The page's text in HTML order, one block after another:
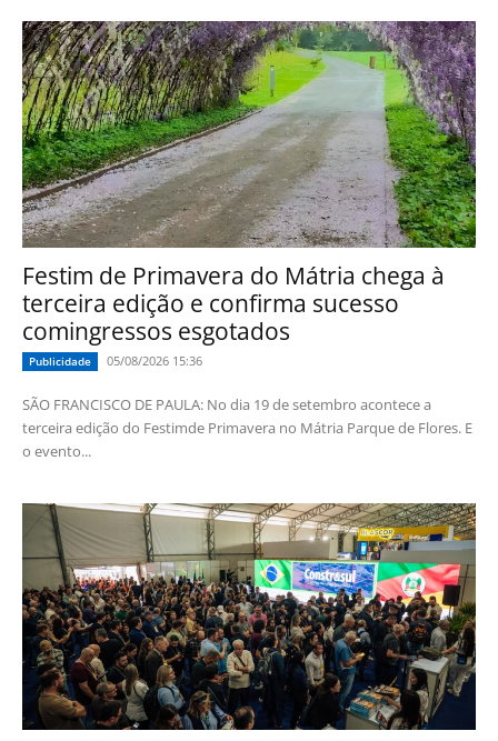
Festim de Primavera do Mátria chega à
terceira edição e confirma sucesso
comingressos esgotados
Publicidade 05/08/2026 15:36
SÃO FRANCISCO DE PAULA: No dia 19 de setembro acontece a
terceira edição do Festimde Primavera no Mátria Parque de Flores. E
o evento...